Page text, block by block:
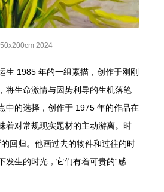
2024
1985 年的一组素描，创作于刚刚
将生命激情与因势利导的生机落笔
中的选择，创作于 1975 年的作品在
着对常规现实题材的主动游离。时
回归。他画过去的物件和过往的时
发生的时光，它们有着可贵的“感